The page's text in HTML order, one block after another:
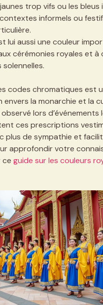
trop vifs ou les bleus
informels ou
lui aussi une couleur
cérémonies royales et à
codes chromatiques est
la monarchie et la
observé lors d’événements
ces prescriptions
plus de sympathie et
approfondir votre
ce guide sur les couleurs